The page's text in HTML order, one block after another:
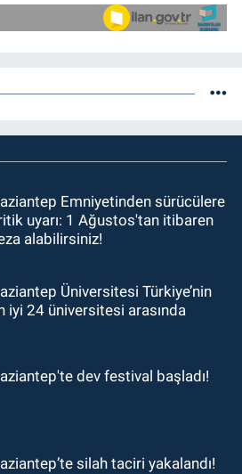
Emniyetinden sürücülere
uyarı: 1 Ağustos'tan itibaren
alabilirsiniz!
Üniversitesi Türkiye’nin
iyi 24 üniversitesi arasında
dev festival başladı!
silah taciri yakalandı!